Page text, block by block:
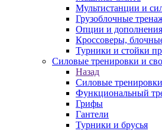
Мультистанции и
Грузоблочные
Опции и дополнения
Кроссоверы,
Турники и стойки
Силовые тренировки и
Назад
Силовые
Функциональный
Грифы
Гантели
Турники и брусья